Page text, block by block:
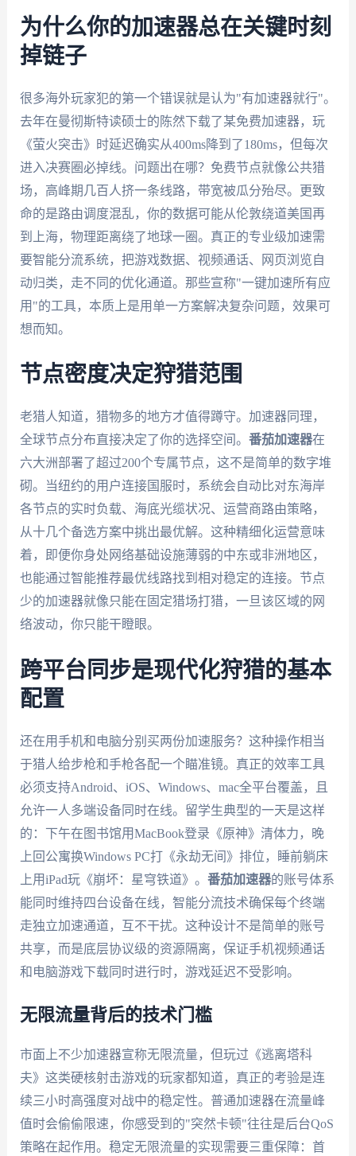
为什么你的加速器总在关键时刻
掉链子
很多海外玩家犯的第一个错误就是认为"有加速器就行"。
去年在曼彻斯特读硕士的陈然下载了某免费加速器，玩
《萤火突击》时延迟确实从400ms降到了180ms，但每次
进入决赛圈必掉线。问题出在哪？免费节点就像公共猎
场，高峰期几百人挤一条线路，带宽被瓜分殆尽。更致
命的是路由调度混乱，你的数据可能从伦敦绕道美国再
到上海，物理距离绕了地球一圈。真正的专业级加速需
要智能分流系统，把游戏数据、视频通话、网页浏览自
动归类，走不同的优化通道。那些宣称"一键加速所有应
用"的工具，本质上是用单一方案解决复杂问题，效果可
想而知。
节点密度决定狩猎范围
老猎人知道，猎物多的地方才值得蹲守。加速器同理，
全球节点分布直接决定了你的选择空间。 番茄加速器在
六大洲部署了超过200个专属节点，这不是简单的数字堆
砌。当纽约的用户连接国服时，系统会自动比对东海岸
各节点的实时负载、海底光缆状况、运营商路由策略，
从十几个备选方案中挑出最优解。这种精细化运营意味
着，即便你身处网络基础设施薄弱的中东或非洲地区，
也能通过智能推荐最优线路找到相对稳定的连接。节点
少的加速器就像只能在固定猎场打猎，一旦该区域的网
络波动，你只能干瞪眼。
跨平台同步是现代化狩猎的基本
配置
还在用手机和电脑分别买两份加速服务？这种操作相当
于猎人给步枪和手枪各配一个瞄准镜。真正的效率工具
必须支持Android、iOS、Windows、mac全平台覆盖，且
允许一人多端设备同时在线。留学生典型的一天是这样
的：下午在图书馆用MacBook登录《原神》清体力，晚
上回公寓换Windows PC打《永劫无间》排位，睡前躺床
上用iPad玩《崩坏：星穹铁道》。 番茄加速器的账号体系
能同时维持四台设备在线，智能分流技术确保每个终端
走独立加速通道，互不干扰。这种设计不是简单的账号
共享，而是底层协议级的资源隔离，保证手机视频通话
和电脑游戏下载同时进行时，游戏延迟不受影响。
无限流量背后的技术门槛
市面上不少加速器宣称无限流量，但玩过《逃离塔科
夫》这类硬核射击游戏的玩家都知道，真正的考验是连
续三小时高强度对战中的稳定性。普通加速器在流量峰
值时会偷偷限速，你感受到的"突然卡顿"往往是后台QoS
策略在起作用。稳定无限流量的实现需要三重保障：首